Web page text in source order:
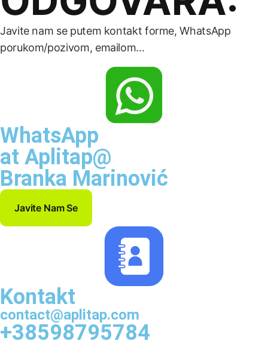
Javite nam se putem kontakt forme, WhatsApp
porukom/pozivom, emailom...
WhatsApp
at Aplitap@
Branka Marinović
Javite Nam Se
Kontakt
contact@aplitap.com
+38598795784